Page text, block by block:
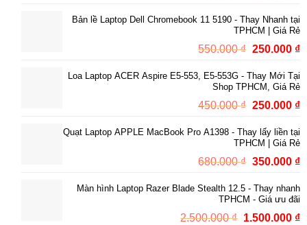
là:
450.000 ₫.
Bản lề Laptop Dell Chromebook 11 5190 - Thay Nhanh tại
TPHCM | Giá Rẻ
550.000₫ Giá
là:
550.000 ₫.
250.000 ₫
Loa Laptop ACER Aspire E5-553, E5-553G - Thay Mới Tại
Shop TPHCM, Giá Rẻ
450.000₫ Giá
là:
450.000 ₫.
250.000 ₫
Quạt Laptop APPLE MacBook Pro A1398 - Thay lấy liền tại
TPHCM | Giá Rẻ
680.000₫ Giá
là:
680.000 ₫.
350.000 ₫
Màn hình Laptop Razer Blade Stealth 12.5 - Thay nhanh
TPHCM - Giá ưu đãi
2.500.000₫ Giá
1.500.000 ₫